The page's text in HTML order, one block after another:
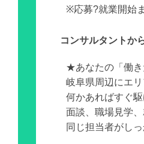
※応募?就業開始
コンサルタントか
★あなたの「働き
岐阜県周辺にエリ
何かあればすぐ駆
面談、職場見学
同じ担当者がし